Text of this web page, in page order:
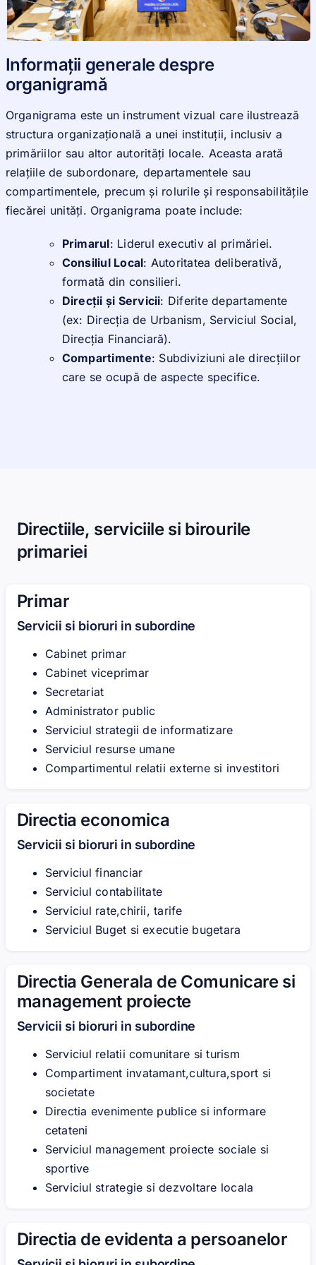
Noutati
Informații generale despre
organigramă
Organigrama este un instrument vizual care ilustrează
structura organizațională a unei instituții, inclusiv a
primăriilor sau altor autorități locale. Aceasta arată
relațiile de subordonare, departamentele sau
compartimentele, precum și rolurile și responsabilitățile
fiecărei unități. Organigrama poate include:
Primarul: Liderul executiv al primăriei.
Consiliul Local: Autoritatea deliberativă,
formată din consilieri.
Direcții și Servicii: Diferite departamente
(ex: Direcția de Urbanism, Serviciul Social,
Direcția Financiară).
Compartimente: Subdiviziuni ale direcțiilor
care se ocupă de aspecte specifice.
Directiile, serviciile si birourile
primariei
Primar
Servicii si bioruri in subordine
Cabinet primar
Cabinet viceprimar
Secretariat
Administrator public
Serviciul strategii de informatizare
Serviciul resurse umane
Compartimentul relatii externe si investitori
Directia economica
Servicii si bioruri in subordine
Serviciul financiar
Serviciul contabilitate
Serviciul rate,chirii, tarife
Serviciul Buget si executie bugetara
Directia Generala de Comunicare si
management proiecte
Servicii si bioruri in subordine
Serviciul relatii comunitare si turism
Compartiment invatamant,cultura,sport si
societate
Directia evenimente publice si informare
cetateni
Serviciul management proiecte sociale si
sportive
Serviciul strategie si dezvoltare locala
Directia de evidenta a persoanelor